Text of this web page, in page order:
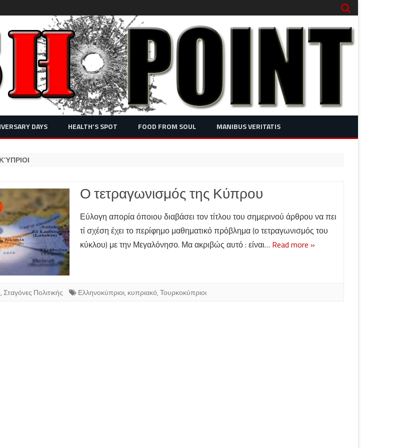
Skip
content
DAYS HEALTH’S SPOT FOOD FROM SOUL MANIBUS VERITATIS
Ο τετραγωνισμός της Κύπρου
Εύλογη απορία όποιου διαβάσει τον τίτλου του σημερινού άρθρου να πει
τί σχέση έχει το περίφημο μαθηματικό πρόβλημα (ο τετραγωνισμός του
κύκλου) με την Μεγαλόνησο. Μα ακριβώς αυτό : είναι… Read more »
,Σταγόνες Πολιτικής Ελληνοκύπριοι, κυπριακό,Τουρκοκύπριοι